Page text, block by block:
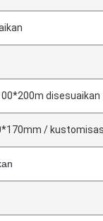
disesuaikan
/